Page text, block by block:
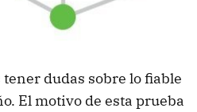
tener dudas sobre lo fiable
El motivo de esta prueba